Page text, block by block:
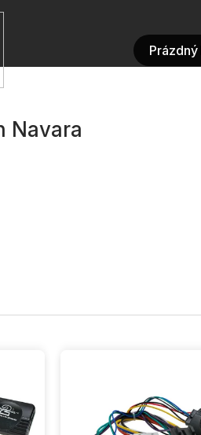
Navara